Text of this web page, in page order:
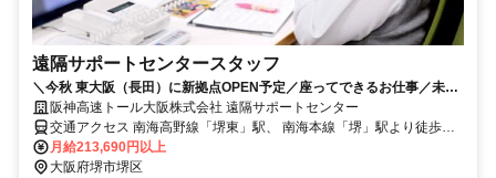
遠隔サポートセンタースタッフ
＼今秋 東大阪（長田）に新拠点OPEN予定／座ってできるお仕事／未経
験OK／人物重視の採用です
阪神高速トール大阪株式会社 遠隔サポートセンター
交通アクセス 南海高野線「堺東」駅、 南海本線「堺」駅より徒歩圏
内
月給213,690円以上
大阪府堺市堺区